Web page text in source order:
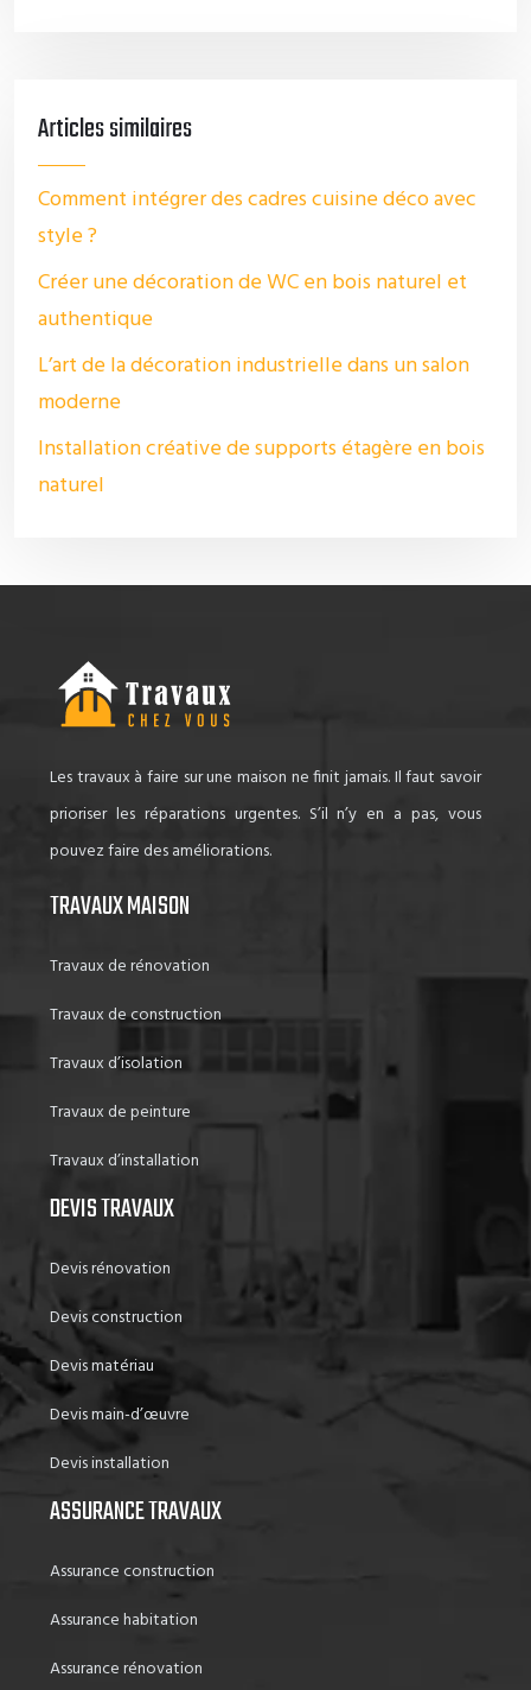
Articles similaires
Comment intégrer des cadres cuisine déco avec
style ?
Créer une décoration de WC en bois naturel et
authentique
L’art de la décoration industrielle dans un salon
moderne
Installation créative de supports étagère en bois
naturel
Les travaux à faire sur une maison ne finit jamais. Il faut savoir
prioriser les réparations urgentes. S’il n’y en a pas, vous
pouvez faire des améliorations.
TRAVAUX MAISON
Travaux de rénovation
Travaux de construction
Travaux d’isolation
Travaux de peinture
Travaux d’installation
DEVIS TRAVAUX
Devis rénovation
Devis construction
Devis matériau
Devis main-d’œuvre
Devis installation
ASSURANCE TRAVAUX
Assurance construction
Assurance habitation
Assurance rénovation